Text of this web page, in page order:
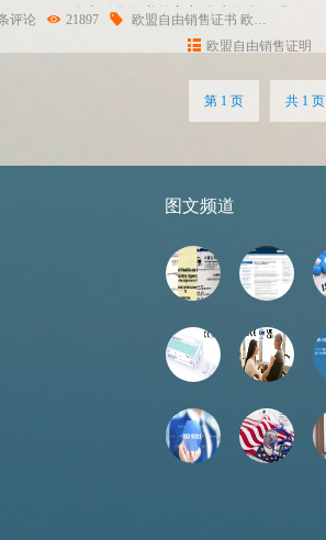
PART 1 自由销售证书的定义 自由销售证明，
评论 21897 欧盟自由销售证书 欧盟自由销售证明
欧盟自由销售证明
第 1 页 共 1 页
图文频道